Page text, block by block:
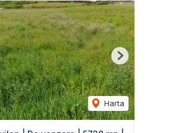
Harta
Next